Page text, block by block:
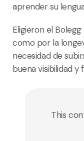
aprender su
Eligieron el
como por la
necesidad de
buena visibilidad
This